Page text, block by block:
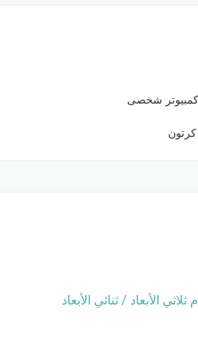
الأبعاد / ثنائي الأبعاد